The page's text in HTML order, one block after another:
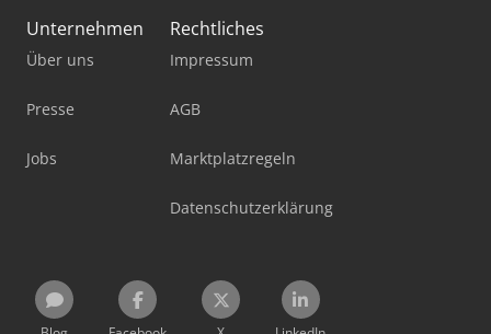
Unternehmen
Über uns
Presse
Jobs
Rechtliches
Impressum
AGB
Marktplatzregeln
Datenschutzerklärung